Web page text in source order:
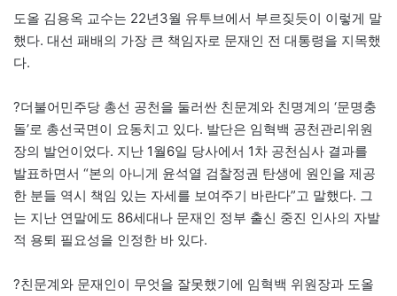
도올 김용옥 교수는 22년3월 유투브에서 부르짖듯이 이렇게 말
했다. 대선 패배의 가장 큰 책임자로 문재인 전 대통령을 지목했
다.
?더불어민주당 총선 공천을 둘러싼 친문계와 친명계의 ‘문명충
돌’로 총선국면이 요동치고 있다. 발단은 임혁백 공천관리위원
장의 발언이었다. 지난 1월6일 당사에서 1차 공천심사 결과를
발표하면서 “본의 아니게 윤석열 검찰정권 탄생에 원인을 제공
한 분들 역시 책임 있는 자세를 보여주기 바란다”고 말했다. 그
는 지난 연말에도 86세대나 문재인 정부 출신 중진 인사의 자발
적 용퇴 필요성을 인정한 바 있다.
?친문계와 문재인이 무엇을 잘못했기에 임혁백 위원장과 도올